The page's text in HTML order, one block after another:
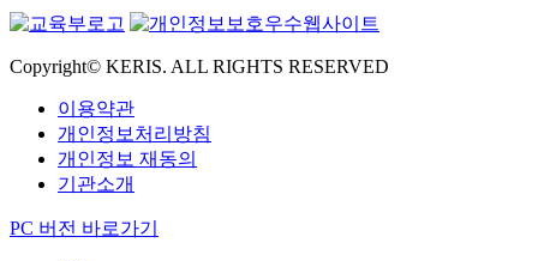
Copyright© KERIS. ALL RIGHTS RESERVED
이용약관
개인정보처리방침
개인정보 재동의
기관소개
PC 버전 바로가기